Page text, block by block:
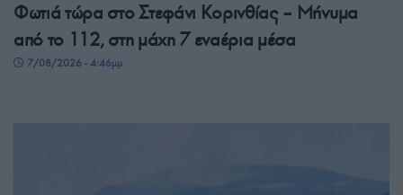
Φωτιά τώρα στο Στεφάνι Κορινθίας – Μήνυμα
από το 112, στη μάχη 7 εναέρια μέσα
7/08/2026 - 4:46μμ